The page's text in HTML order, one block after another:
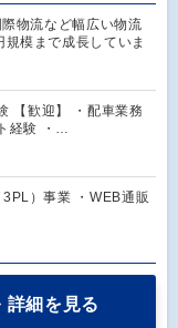
物流など幅広い物流
模まで成長していま
【歓迎】 ・配車業務
経験 ・…
）事業 ・WEB通販
詳細を見る